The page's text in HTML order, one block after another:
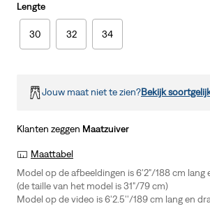
Lengte
30 32 34
Jouw maat niet te zien?Bekijk
Klanten zeggen Maatzuiver
Maattabel
Model op de afbeeldingen is 6'2"/188 cm lang
(de taille van het model is 31"/79 cm)
Model op de video is 6'2.5''/189 cm lang en